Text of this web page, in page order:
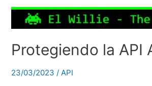
Protegiendo la API
23/03/2023 / API